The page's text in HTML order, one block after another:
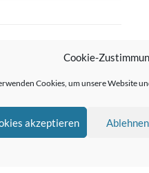
Cookie-
Cookies, um unsere Website
akzeptieren Ablehnen
vonAnders Norén